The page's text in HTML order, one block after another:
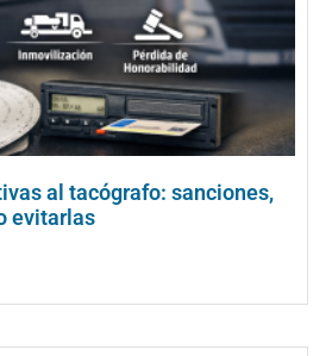
al tacógrafo: sanciones,
evitarlas